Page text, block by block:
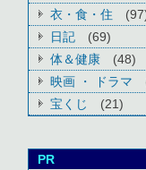
衣・食・住
日記
(69)
体＆健康
(48)
映画 ・ ドラマ
宝くじ
(21)
PR